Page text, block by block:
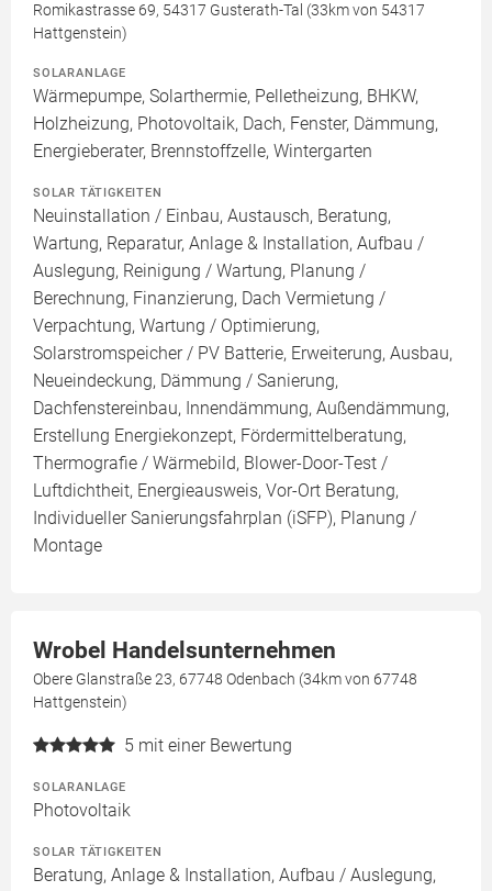
Romikastrasse 69, 54317 Gusterath-Tal (33km von 54317
Hattgenstein)
SOLARANLAGE
Wärmepumpe, Solarthermie, Pelletheizung, BHKW,
Holzheizung, Photovoltaik, Dach, Fenster, Dämmung,
Energieberater, Brennstoffzelle, Wintergarten
SOLAR TÄTIGKEITEN
Neuinstallation / Einbau, Austausch, Beratung,
Wartung, Reparatur, Anlage & Installation, Aufbau /
Auslegung, Reinigung / Wartung, Planung /
Berechnung, Finanzierung, Dach Vermietung /
Verpachtung, Wartung / Optimierung,
Solarstromspeicher / PV Batterie, Erweiterung, Ausbau,
Neueindeckung, Dämmung / Sanierung,
Dachfenstereinbau, Innendämmung, Außendämmung,
Erstellung Energiekonzept, Fördermittelberatung,
Thermografie / Wärmebild, Blower-Door-Test /
Luftdichtheit, Energieausweis, Vor-Ort Beratung,
Individueller Sanierungsfahrplan (iSFP), Planung /
Montage
Wrobel Handelsunternehmen
Obere Glanstraße 23, 67748 Odenbach (34km von 67748
Hattgenstein)
5 mit einer Bewertung
SOLARANLAGE
Photovoltaik
SOLAR TÄTIGKEITEN
Beratung, Anlage & Installation, Aufbau / Auslegung,